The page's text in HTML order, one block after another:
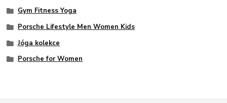
Gym Fitness Yoga
Porsche Lifestyle Men Women Kids
Jóga kolekce
Porsche for Women